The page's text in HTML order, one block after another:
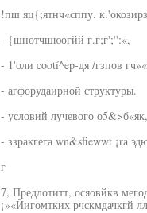
!пш яц{;ятнч«сппу.
- {шнотчшюогйй г.г;г';'':«,
- 1'оли cootí^ep-дя /гзпов
- агфорудаирной структуры.
- условий лучевого о5&>б«як,
- ззракгега wn&sfiewwt ¡ra
г
7, Предлотитт, осяовйкв
¡»«Йигомтких рчскмдачкгй